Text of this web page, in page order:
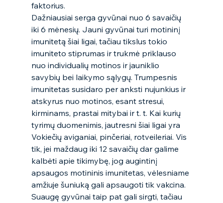
faktorius.
Dažniausiai serga gyvūnai nuo 6 savaičių
iki 6 mėnesių. Jauni gyvūnai turi motininį
imunitetą šiai ligai, tačiau tikslus tokio
imuniteto stiprumas ir trukmė priklauso
nuo individualių motinos ir jauniklio
savybių bei laikymo sąlygų. Trumpesnis
imunitetas susidaro per anksti nujunkius ir
atskyrus nuo motinos, esant stresui,
kirminams, prastai mitybai ir t. t. Kai kurių
tyrimų duomenimis, jautresni šiai ligai yra
Vokiečių aviganiai, pinčeriai, rotveileriai. Vis
tik, jei maždaug iki 12 savaičių dar galime
kalbėti apie tikimybę, jog augintinį
apsaugos motininis imunitetas, vėlesniame
amžiuje šuniuką gali apsaugoti tik vakcina.
Suaugę gyvūnai taip pat gali sirgti, tačiau